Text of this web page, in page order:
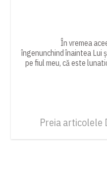
În vremea
îngenunchind înaintea Lui
pe fiul meu, că este
Preia articolele